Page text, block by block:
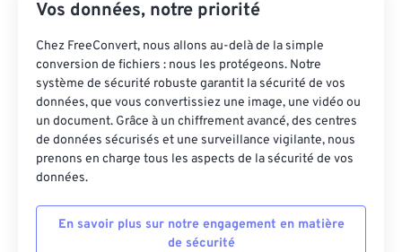
Vos données, notre priorité
Chez FreeConvert, nous allons au-delà de la simple
conversion de fichiers : nous les protégeons. Notre
système de sécurité robuste garantit la sécurité de vos
données, que vous convertissiez une image, une vidéo ou
un document. Grâce à un chiffrement avancé, des centres
de données sécurisés et une surveillance vigilante, nous
prenons en charge tous les aspects de la sécurité de vos
données.
En savoir plus sur notre engagement en matière
de sécurité